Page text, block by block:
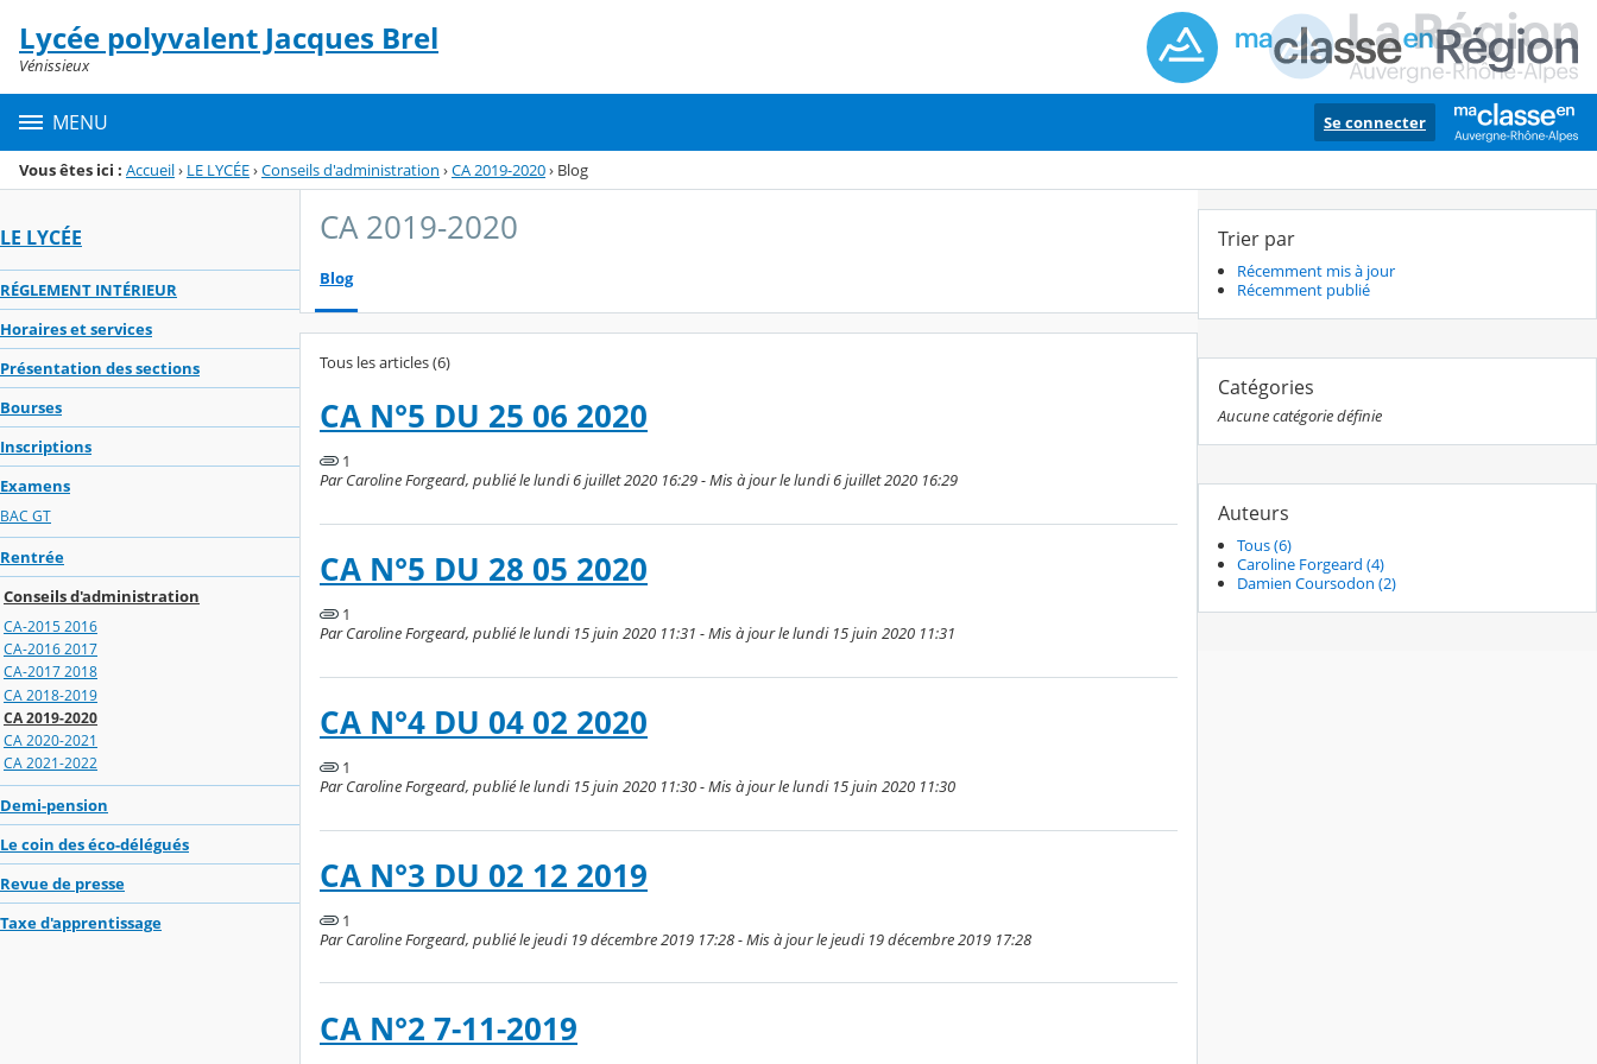
Menu de la rubrique
Contenu
Lycée polyvalent Jacques Brel
Vénissieux
MENU Se connecter
Vous êtes ici : Accueil› LE LYCÉE›Conseils d'administration ›CA 2019-2020› Blog
LE LYCÉE
RÉGLEMENT INTÉRIEUR
Horaires et services
Présentation des sections
Bourses
Inscriptions
Examens
BAC GT
Rentrée
Conseils d'administration
CA-2015 2016
CA-2016 2017
CA-2017 2018
CA 2018-2019
CA 2019-2020
CA 2020-2021
CA 2021-2022
Demi-pension
Le coin des éco-délégués
Revue de presse
Taxe d'apprentissage
CA 2019-2020
Blog
Tous les articles (6)
CA N°5 DU 25 06 2020
1
Par Caroline Forgeard, publié le lundi 6 juillet 2020 16:29 - Mis à jour le lundi 6 juillet 2020 16:29
CA N°5 DU 28 05 2020
1
Par Caroline Forgeard, publié le lundi 15 juin 2020 11:31 - Mis à jour le lundi 15 juin 2020 11:31
CA N°4 DU 04 02 2020
1
Par Caroline Forgeard, publié le lundi 15 juin 2020 11:30 - Mis à jour le lundi 15 juin 2020 11:30
CA N°3 DU 02 12 2019
1
Par Caroline Forgeard, publié le jeudi 19 décembre 2019 17:28 - Mis à jour le jeudi 19 décembre 2019 17:28
CA N°2 7-11-2019
Trier par
Récemment mis à jour
Récemment publié
Catégories
Aucune catégorie définie
Auteurs
Tous (6)
Caroline Forgeard (4)
Damien Coursodon (2)